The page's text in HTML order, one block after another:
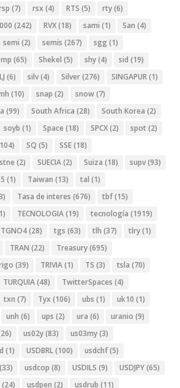
(7) rsx (4) RTS (5) rty(6)
(242) RVX(18) sami (1) San (4)
semi (2) semis (267) sgg (1)
(65) Shekel (5) shy(4) sid (19)
(6) silv(4) Silver(276) SINGAPUR(1)
(10) snap (2) snow(7)
(99) South Africa (28) South Korea (2)
soyb (1) Space (18) SPCX(2) spot (2)
SQ (5) SSE(18)
stne (2) SUECIA(2) Suiza (18) supv(93)
(1) Taiwan (13) tal (1)
Tasa de interes (676) tbf(15)
TECNOLOGIA(19) tecnología (1919)
TGNO4(28) tgs (63) tlh (37) tlry(1)
TRAN (22) Treasury(695)
(39) TRIVIA(1) TS (3) tsla (70)
TURQUIA(48) TwitterSpaces (4)
txn (7) Tyx (106) ubs (1) uk10 (1)
unh (6) ups (2) ura (6) uranio (9)
us02y(83) us03my(3)
(1) USDBRL(100) usdchf(5)
(33) usdcop (8) USDILS (9) USDJPY(65)
(24) usdpen (2) usdrub (11)